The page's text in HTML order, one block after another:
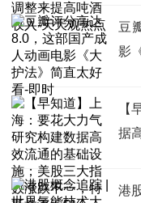
豆
影
【
据
港